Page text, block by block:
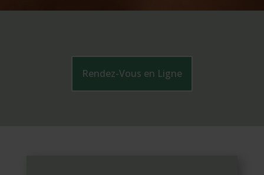
Rendez-Vous en Ligne